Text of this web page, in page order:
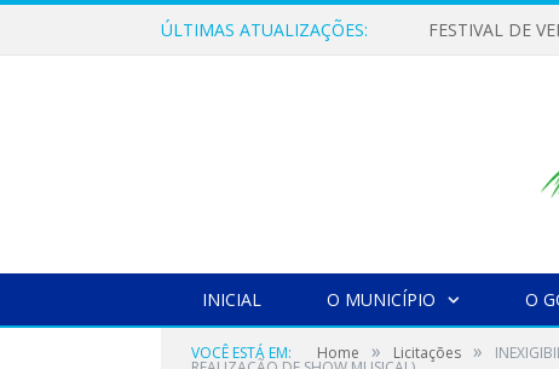
ÚLTIMAS ATUALIZAÇÕES:
INICIAL O MUNICÍPIO O
VOCÊ ESTÁ EM: Home » Licitações »